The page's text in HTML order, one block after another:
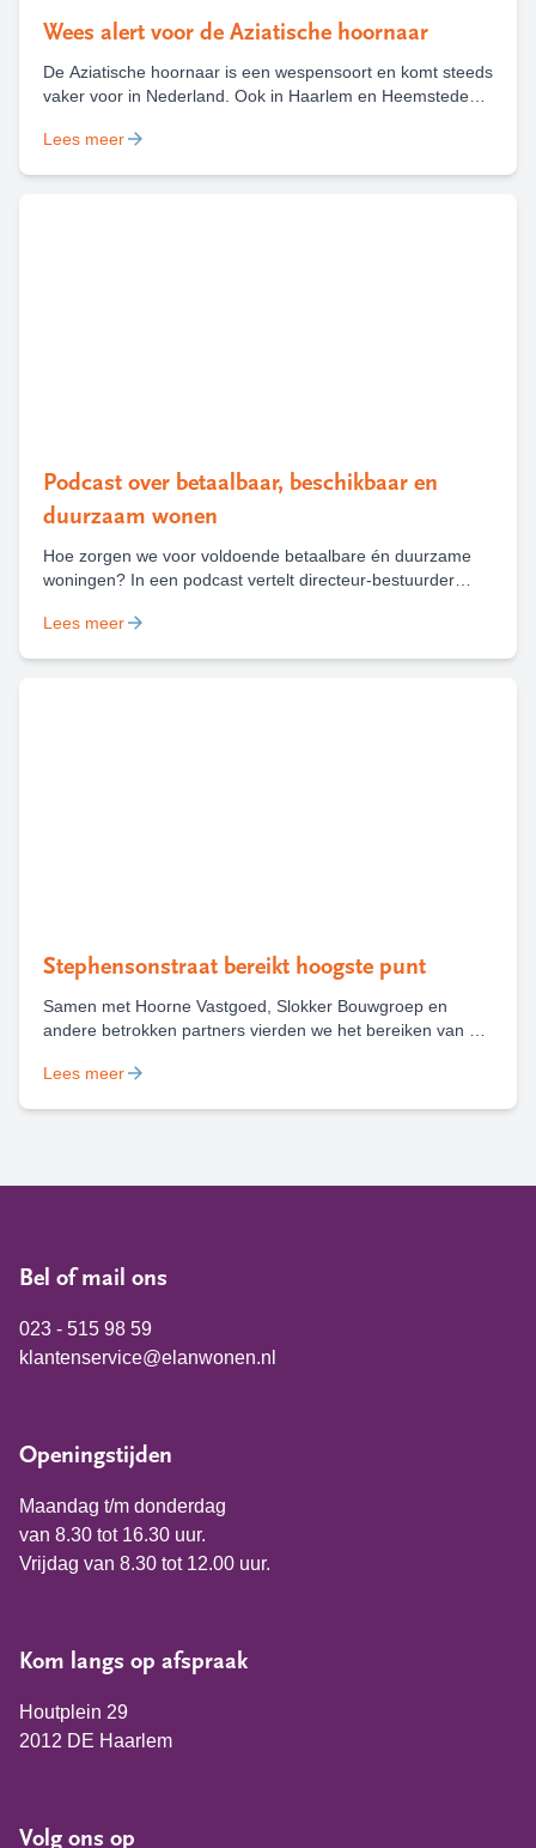
Wees alert voor de Aziatische hoornaar
De Aziatische hoornaar is een wespensoort en komt steeds
vaker voor in Nederland. Ook in Haarlem en Heemstede
gevonden en weggehaald. Het is belangrijk om een nest
Lees meer
Podcast over betaalbaar, beschikbaar en
duurzaam wonen
Hoe zorgen we voor voldoende betaalbare én duurzame
woningen? In een podcast vertelt directeur-bestuurder
die daarbij komen kijken, met houtbouw als belangrijk
Lees meer
Stephensonstraat bereikt hoogste punt
Samen met Hoorne Vastgoed, Slokker Bouwgroep en
andere betrokken partners vierden we het bereiken van het
Haarlem. Waar in oktober 2024 nog een bouwbord stond,
Lees meer
Bel of mail ons
023 - 515 98 59
klantenservice@elanwonen.nl
Openingstijden
Maandag t/m donderdag
van 8.30 tot 16.30 uur.
Vrijdag van 8.30 tot 12.00 uur.
Kom langs op afspraak
Houtplein 29
2012 DE Haarlem
Volg ons op